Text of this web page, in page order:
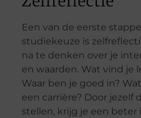
Een van de eerste
studiekeuze is
na te denken over je
en waarden. Wat vind je
Waar ben je goed in?
een carrière? Door jezelf
stellen, krijg je een beter